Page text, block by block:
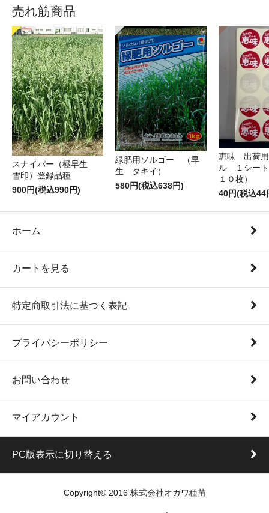
売れ筋商品
スナイパー（極早生
雪印）登録品種
900円(税込990円)
緑肥用ソルゴー （早
生 タキイ）
580円(税込638円)
恵味 出荷
ル １シート
１０枚）
40円(税込44
ホーム
カートを見る
特定商取引法に基づく表記
プライバシーポリシー
お問い合わせ
マイアカウント
PC版表示に切り替える
Copyright© 2016 株式会社オガワ種苗